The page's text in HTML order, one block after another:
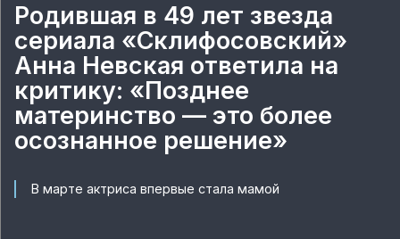
Родившая в 49 лет звезда
сериала «Склифосовский»
Анна Невская ответила на
критику: «Позднее
материнство — это более
осознанное решение»
В марте актриса впервые стала мамой